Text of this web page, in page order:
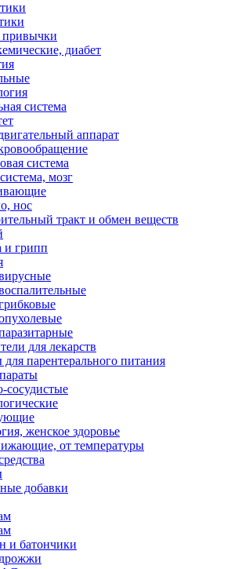
диабет
система
аппарат
система
мозг
нос
тракт и обмен веществ
и грипп
для лекарств
для парентерального питания
сосудистые
женское здоровье
от температуры
добавки
и батончики